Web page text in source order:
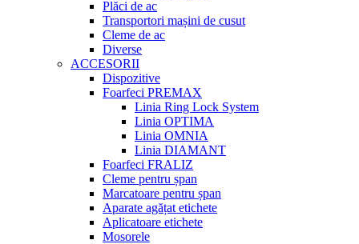
Plăci de ac
Transportori mașini de cusut
Cleme de ac
Diverse
ACCESORII
Dispozitive
Foarfeci PREMAX
Linia Ring Lock System
Linia OPTIMA
Linia OMNIA
Linia DIAMANT
Foarfeci FRALIZ
Cleme pentru șpan
Marcatoare pentru șpan
Aparate agățat etichete
Aplicatoare etichete
Mosorele